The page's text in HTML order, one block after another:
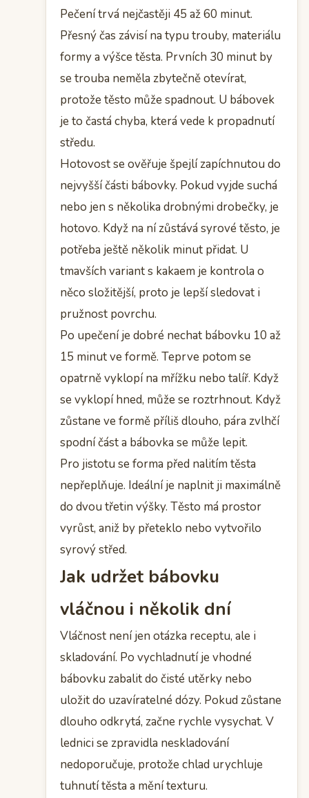
Pečení trvá nejčastěji 45 až 60 minut.
Přesný čas závisí na typu trouby, materiálu
formy a výšce těsta. Prvních 30 minut by
se trouba neměla zbytečně otevírat,
protože těsto může spadnout. U bábovek
je to častá chyba, která vede k propadnutí
středu.
Hotovost se ověřuje špejlí zapíchnutou do
nejvyšší části bábovky. Pokud vyjde suchá
nebo jen s několika drobnými drobečky, je
hotovo. Když na ní zůstává syrové těsto, je
potřeba ještě několik minut přidat. U
tmavších variant s kakaem je kontrola o
něco složitější, proto je lepší sledovat i
pružnost povrchu.
Po upečení je dobré nechat bábovku 10 až
15 minut ve formě. Teprve potom se
opatrně vyklopí na mřížku nebo talíř. Když
se vyklopí hned, může se roztrhnout. Když
zůstane ve formě příliš dlouho, pára zvlhčí
spodní část a bábovka se může lepit.
Pro jistotu se forma před nalitím těsta
nepřeplňuje. Ideální je naplnit ji maximálně
do dvou třetin výšky. Těsto má prostor
vyrůst, aniž by přeteklo nebo vytvořilo
syrový střed.
Jak udržet bábovku
vláčnou i několik dní
Vláčnost není jen otázka receptu, ale i
skladování. Po vychladnutí je vhodné
bábovku zabalit do čisté utěrky nebo
uložit do uzavíratelné dózy. Pokud zůstane
dlouho odkrytá, začne rychle vysychat. V
lednici se zpravidla neskladování
nedoporučuje, protože chlad urychluje
tuhnutí těsta a mění texturu.